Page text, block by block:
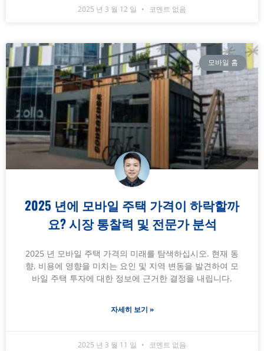
2025 년 3 월 12 일 코멘트 없음
모바일 홈
2025 년에 모바일 주택 가격이 하락할까
요? 시장 통찰력 및 전문가 분석
2025 년 모바일 주택 가격의 미래를 탐색하십시오. 현재 동
향, 비용에 영향을 미치는 요인 및 지역 변동을 발견하여 모
바일 주택 투자에 대한 정보에 근거한 결정을 내립니다.
자세히 보기 »
2025 년 3 월 11 일 코멘트 없음